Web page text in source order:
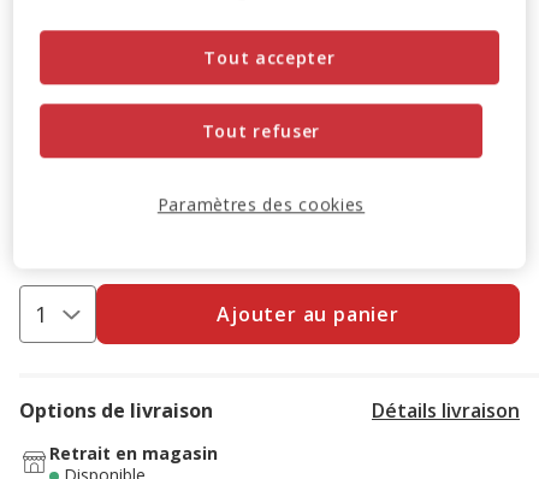
Promotion disponible
-10% sur votre première commande* avec votre Carte
Voir conditions
24.99€
Ajouter au panier
Options de livraison Détails livraison
Retrait en magasin
Tout refuser
Tout accepter
Paramètres des cookies